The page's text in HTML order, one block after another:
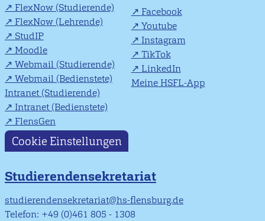
FlexNow (Studierende)
FlexNow (Lehrende)
StudIP
Moodle
Webmail (Studierende)
Webmail (Bedienstete)
Intranet (Studierende)
Intranet (Bedienstete)
FlensGen
Facebook
Youtube
Instagram
TikTok
LinkedIn
Meine HSFL-App
Cookie Einstellungen
Studierendensekretariat
studierendensekretariat@hs-flensburg.de
Telefon: +49 (0)461 805 - 1308